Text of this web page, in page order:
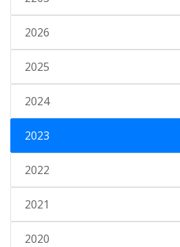
2026
2025
2024
2023
2022
2021
2020